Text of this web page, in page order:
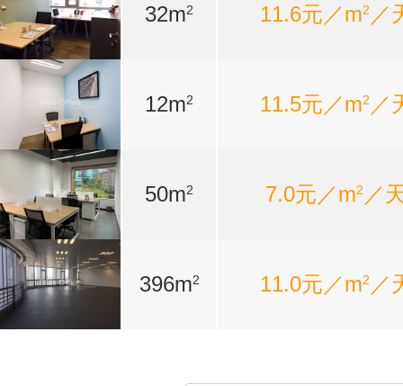
32m2 11.6元／m2 ／
12m2 11.5元／m2 ／
50m2 7.0元／m2 ／
396m2 11.0元／m2 ／